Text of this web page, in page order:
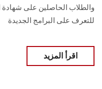
والطلاب الحاصلين على شهادة
للتعرف على البرامج الجديدة
اقرأ المزيد